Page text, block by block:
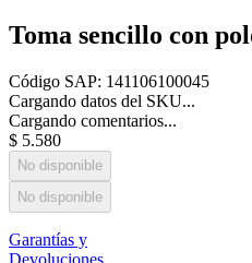
Toma sencillo con
Código SAP: 141106100045
Cargando datos del SKU...
Cargando comentarios...
$ 5.580
No disponible
No disponible
Garantías y
Devoluciones